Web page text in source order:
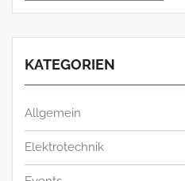
KATEGORIEN
Allgemein
Elektrotechnik